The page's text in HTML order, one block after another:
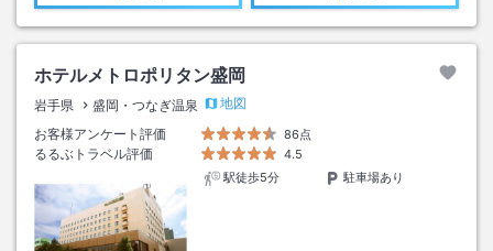
ホテルメトロポリタン盛岡
岩手県 盛岡・つなぎ温泉
地図
お客様アンケート評価
86点
るるぶトラベル評価
4.5
駅徒歩5分
駐車場あり